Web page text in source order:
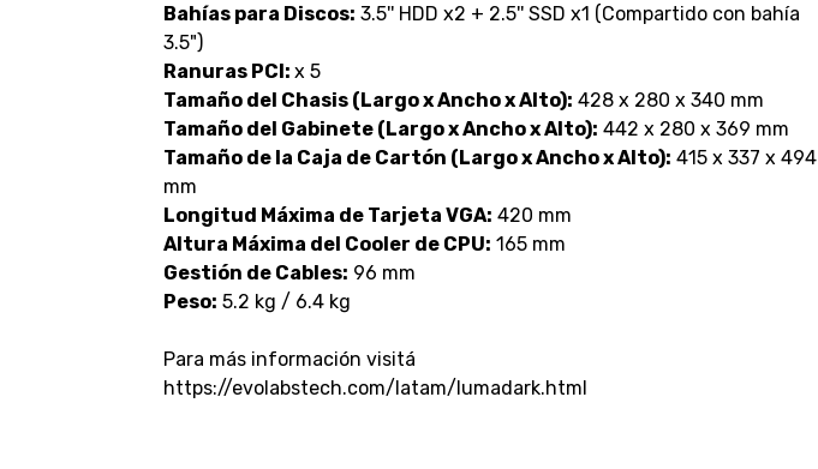
Bahías para Discos: 3.5'' HDD x2 + 2.5'' SSD x1 (Compartido con bahía
3.5")
Ranuras PCI: x 5
Tamaño del Chasis (Largo x Ancho x Alto): 428 x 280 x 340 mm
Tamaño del Gabinete (Largo x Ancho x Alto): 442 x 280 x 369 mm
Tamaño de la Caja de Cartón (Largo x Ancho x Alto): 415 x 337 x 494
mm
Longitud Máxima de Tarjeta VGA: 420 mm
Altura Máxima del Cooler de CPU: 165 mm
Gestión de Cables: 96 mm
Peso: 5.2 kg / 6.4 kg
Para más información visitá
https://evolabstech.com/latam/lumadark.html